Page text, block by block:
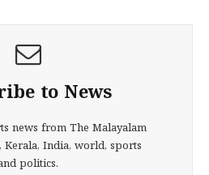
to News
news from The Malayalam
Kerala, India, world, sports
politics.